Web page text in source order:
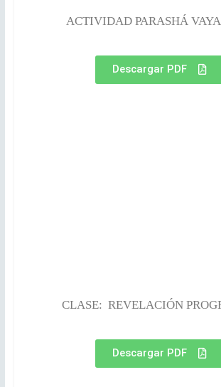
ACTIVIDAD PARASHÁ
Descargar PDF
CLASE: REVELACIÓN
Descargar PDF